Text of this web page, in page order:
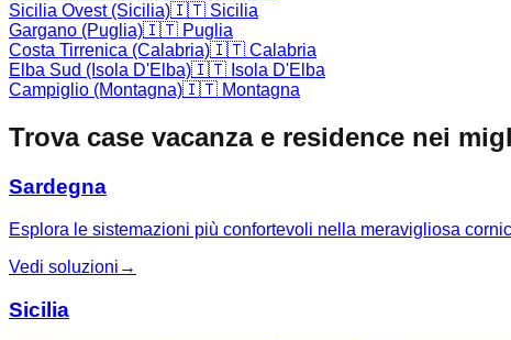
Sicilia Ovest (Sicilia)🇮🇹 Sicilia
Gargano (Puglia)🇮🇹 Puglia
Costa Tirrenica (Calabria)🇮🇹 Calabria
Elba Sud (Isola D'Elba)🇮🇹 Isola D'Elba
Campiglio (Montagna)🇮🇹 Montagna
Trova case vacanza e residence nei
Sardegna
Esplora le sistemazioni più confortevoli nella meravigliosa
Vedi soluzioni →
Sicilia